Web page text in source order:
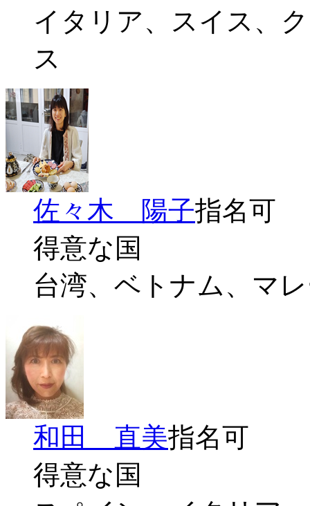
イタリア、スイス、
ス
佐々木 陽子指名可
得意な国
台湾、ベトナム、マ
和田 直美指名可
得意な国